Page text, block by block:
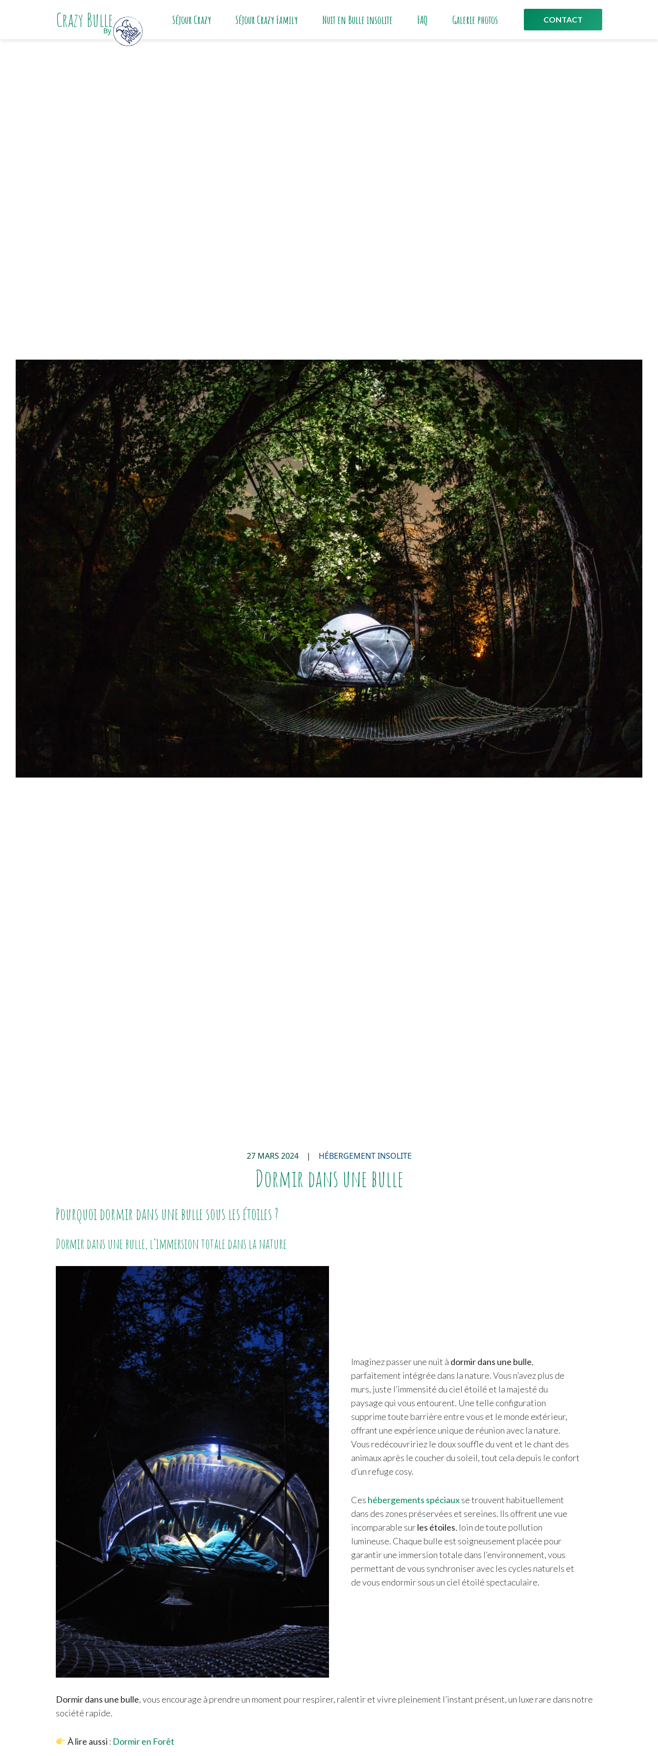
Crazy Bulle
By
Séjour Crazy Séjour Crazy Family Nuit en Bulle insolite FAQ Galerie photos CONTACT
27 MARS 2024 | HÉBERGEMENT INSOLITE
Dormir dans une bulle
Pourquoi dormir dans une bulle sous les étoiles ?
Dormir dans une bulle, l’immersion totale dans la nature
Imaginez passer une nuit à dormir dans une bulle,
parfaitement intégrée dans la nature. Vous n’avez plus de
murs, juste l’immensité du ciel étoilé et la majesté du
paysage qui vous entourent. Une telle configuration
supprime toute barrière entre vous et le monde extérieur,
offrant une expérience unique de réunion avec la nature.
Vous redécouvririez le doux souffle du vent et le chant des
animaux après le coucher du soleil, tout cela depuis le confort
d’un refuge cosy.
Ces hébergements spéciauxse trouvent habituellement
dans des zones préservées et sereines. Ils offrent une vue
incomparable surles étoiles, loin de toute pollution
lumineuse. Chaque bulle est soigneusement placée pour
garantir une immersion totale dans l’environnement, vous
permettant de vous synchroniser avec les cycles naturels et
de vous endormir sous un ciel étoilé spectaculaire.
Dormir dans une bulle, vous encourage à prendre un moment pour respirer, ralentir et vivre pleinement l’instant présent, un luxe rare dans notre
société rapide.
À lire aussi : Dormir en Forêt